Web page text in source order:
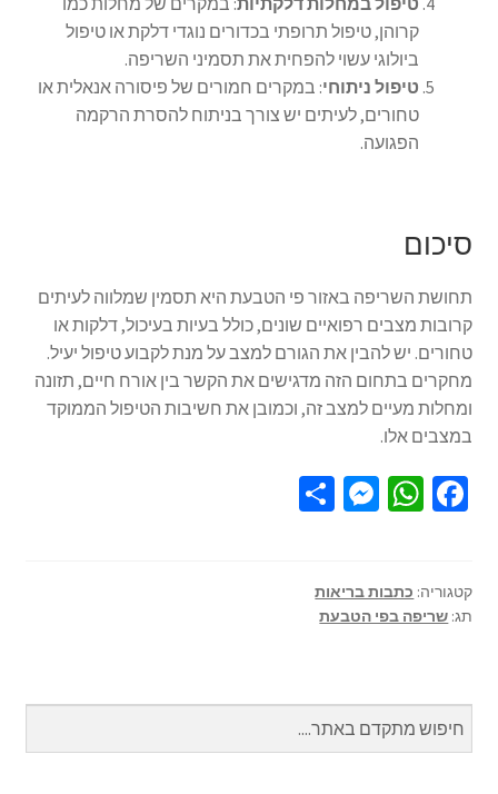
קרוהן, טיפול תרופתי בכדורים נוגדי דלקת או טיפול
ביולוגי עשוי להפחית את תסמיני השריפה.
טיפול ניתוחי: במקרים חמורים של פיסורה אנאלית או
טחורים, לעיתים יש צורך בניתוח להסרת הרקמה
הפגועה.
סיכום
תחושת השריפה באזור פי הטבעת היא תסמין שמלווה לעיתים
קרובות מצבים רפואיים שונים, כולל בעיות בעיכול, דלקות או
טחורים. יש להבין את הגורם למצב על מנת לקבוע טיפול יעיל.
מחקרים בתחום הזה מדגישים את הקשר בין אורח חיים, תזונה
ומחלות מעיים למצב זה, וכמובן את חשיבות הטיפול הממוקד
במצבים אלו.
Fa
o
o
W
sA
p
M
n
ge
S
קטגוריה: כתבות בריאות
תג: שריפה בפי הטבעת